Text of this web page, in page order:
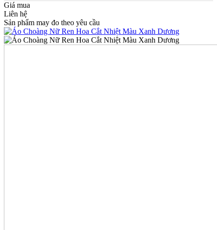
Giá mua
Liên hệ
Sản phẩm may đo theo yêu cầu